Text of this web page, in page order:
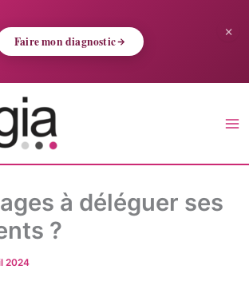
Faire mon diagnostic
×
à déléguer ses
?
2024